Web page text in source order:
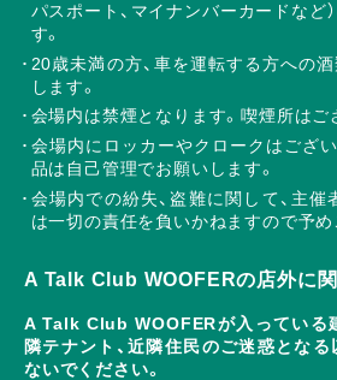
パスポート、マイナンバーカードなど
す。
20歳未満の方、車を運転する方への
します。
会場内は禁煙となります。喫煙所はご
会場内にロッカーやクロークはござ
品は自己管理でお願いします。
会場内での紛失、盗難に関して、主催
は一切の責任を負いかねますので予め
A Talk Club WOOFERの店外に
A Talk Club WOOFERが入っている
隣テナント、近隣住民のご迷惑とな
ないでください。